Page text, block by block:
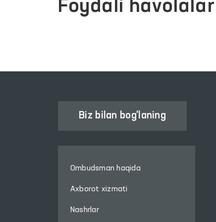
Foydali havolalar
Biz bilan bog'laning
Ombudsman haqida
Axborot xizmati
Nashrlar